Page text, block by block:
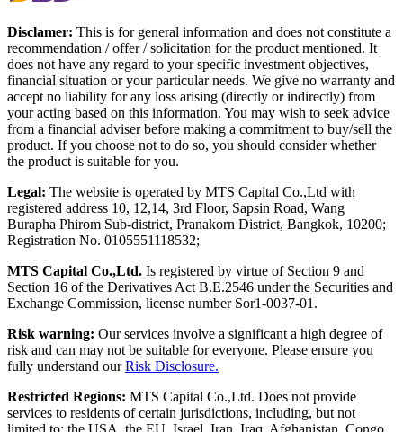
Disclamer: This is for general information and does not constitute a
recommendation / offer / solicitation for the product mentioned. It
does not have any regard to your specific investment objectives,
financial situation or your particular needs. We give no warranty and
accept no liability for any loss arising (directly or indirectly) from
your acting based on this information. You may wish to seek advice
from a financial adviser before making a commitment to buy/sell the
product. If you choose not to do so, you should consider whether
the product is suitable for you.
Legal: The website is operated by MTS Capital Co.,Ltd with
registered address 10, 12,14, 3rd Floor, Sapsin Road, Wang
Burapha Phirom Sub-district, Pranakorn District, Bangkok, 10200;
Registration No. 0105551118532;
MTS Capital Co.,Ltd. Is registered by virtue of Section 9 and
Section 16 of the Derivatives Act B.E.2546 under the Securities and
Exchange Commission, license number Sor1-0037-01.
Risk warning: Our services involve a significant a high degree of
risk and can may not be suitable for everyone. Please ensure you
fully understand ourRisk Disclosure.
Restricted Regions: MTS Capital Co.,Ltd. Does not provide
services to residents of certain jurisdictions, including, but not
limited to: the USA, the EU, Israel, Iran, Iraq, Afghanistan, Congo,